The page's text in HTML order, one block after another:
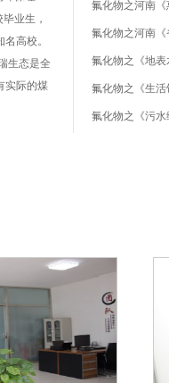
业生，
高校。
全
实际的煤
氟化物之《地表
氟化物之《生活
氟化物之《污水